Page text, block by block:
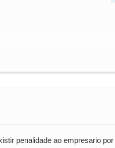
penalidade ao empresario